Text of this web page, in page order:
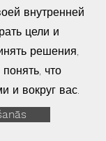
внутренней
цели и
решения,
что
и вокруг вас.